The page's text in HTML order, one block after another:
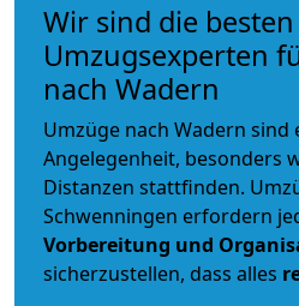
Wir sind die besten
Umzugsexperten
nach Wadern
Umzüge nach Wadern sind
Angelegenheit, besonders
Distanzen stattfinden.
Schwenningen erfordern
Vorbereitung und
sicherzustellen, dass alles